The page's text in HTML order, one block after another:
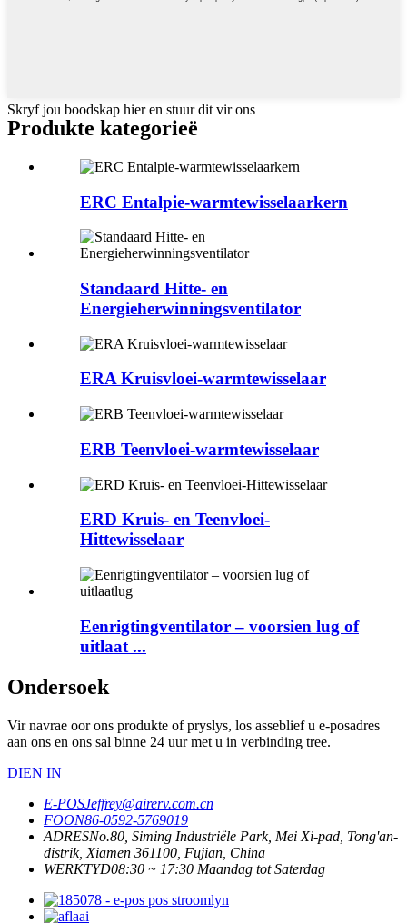
Skryf jou boodskap hier en stuur dit vir ons
Produkte kategorieë
ERC Entalpie-warmtewisselaarkern
Standaard Hitte- en
Energieherwinningsventilator
ERA Kruisvloei-warmtewisselaar
ERB Teenvloei-warmtewisselaar
ERD Kruis- en Teenvloei-
Hittewisselaar
Eenrigtingventilator – voorsien lug of
uitlaat ...
Ondersoek
Vir navrae oor ons produkte of pryslys, los asseblief u e-posadres
aan ons en ons sal binne 24 uur met u in verbinding tree.
DIEN IN
E-POSJeffrey@airerv.com.cn
FOON86-0592-5769019
ADRESNo.80, Siming Industriële Park, Mei Xi-pad, Tong'an-
distrik, Xiamen 361100, Fujian, China
WERKTYD08:30 ~ 17:30 Maandag tot Saterdag